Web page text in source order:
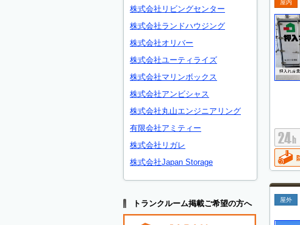
屋内
屋外
株式会社リビングセンター
株式会社ランドハウジング
株式会社オリバー
株式会社ユーティライズ
株式会社マリンボックス
株式会社アンビシャス
株式会社丸山エンジニアリング
有限会社アミティー
株式会社リガレ
株式会社Japan Storage
トランクルーム掲載ご希望の方へ